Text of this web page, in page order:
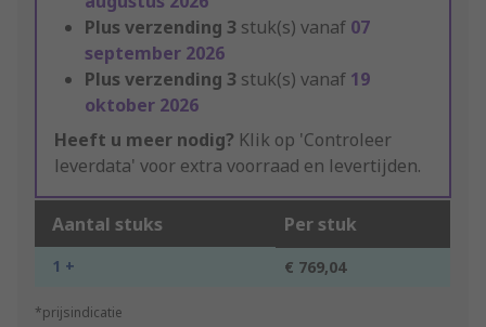
Plus verzending 3 stuk(s) vanaf 07
september 2026
Plus verzending 3 stuk(s) vanaf 19
oktober 2026
Heeft u meer nodig? Klik op 'Controleer
leverdata' voor extra voorraad en levertijden.
Aantal stuks Per stuk
1 + € 769,04
*prijsindicatie